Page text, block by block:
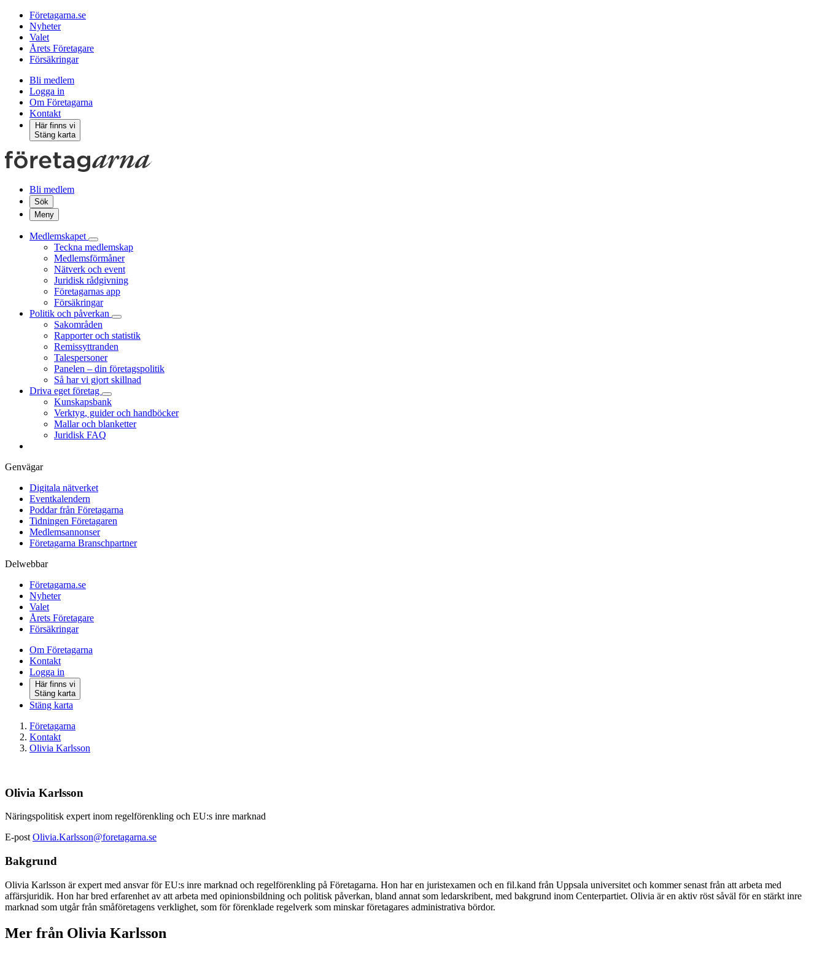
Företagarna.se
Nyheter
Valet
Årets Företagare
Försäkringar
Bli medlem
Logga in
Om Företagarna
Kontakt
Här finns vi
Stäng karta
Bli medlem
Sök
Meny
Medlemskapet
Teckna medlemskap
Medlemsförmåner
Nätverk och event
Juridisk rådgivning
Företagarnas app
Försäkringar
Politik och påverkan
Sakområden
Rapporter och statistik
Remissyttranden
Talespersoner
Panelen – din företagspolitik
Så har vi gjort skillnad
Driva eget företag
Kunskapsbank
Verktyg, guider och handböcker
Mallar och blanketter
Juridisk FAQ
Genvägar
Digitala nätverket
Eventkalendern
Poddar från Företagarna
Tidningen Företagaren
Medlemsannonser
Företagarna Branschpartner
Delwebbar
Företagarna.se
Nyheter
Valet
Årets Företagare
Försäkringar
Om Företagarna
Kontakt
Logga in
Här finns vi
Stäng karta
Stäng karta
Företagarna
Kontakt
Olivia Karlsson
Olivia Karlsson
Näringspolitisk expert inom regelförenkling och EU:s inre marknad
E-post Olivia.Karlsson@foretagarna.se
Bakgrund
Olivia Karlsson är expert med ansvar för EU:s inre marknad och regelförenkling på Företagarna. Hon har en juristexamen och en fil.kand från Uppsala universitet och kommer senast från att arbeta med
affärsjuridik. Hon har bred erfarenhet av att arbeta med opinionsbildning och politisk påverkan, bland annat som ledarskribent, med bakgrund inom Centerpartiet. Olivia är en aktiv röst såväl för en stärkt inre
marknad som utgår från småföretagens verklighet, som för förenklade regelverk som minskar företagares administrativa bördor.
Mer från Olivia Karlsson